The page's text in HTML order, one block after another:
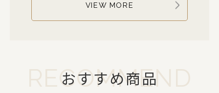
VIEW MORE
RECOMMEND
おすすめ商品